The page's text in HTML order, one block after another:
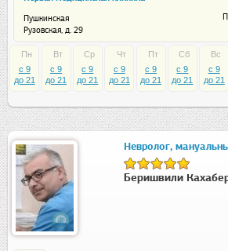
Пушкинская
Рузовская, д. 29
Пн
c 9
до 21
Вт
c 9
до 21
Ср
c 9
до 21
Чт
c 9
до 21
Пт
c 9
до 21
Сб
c 9
до 21
Вс
c 9
до 21
Невролог,
Беришвили